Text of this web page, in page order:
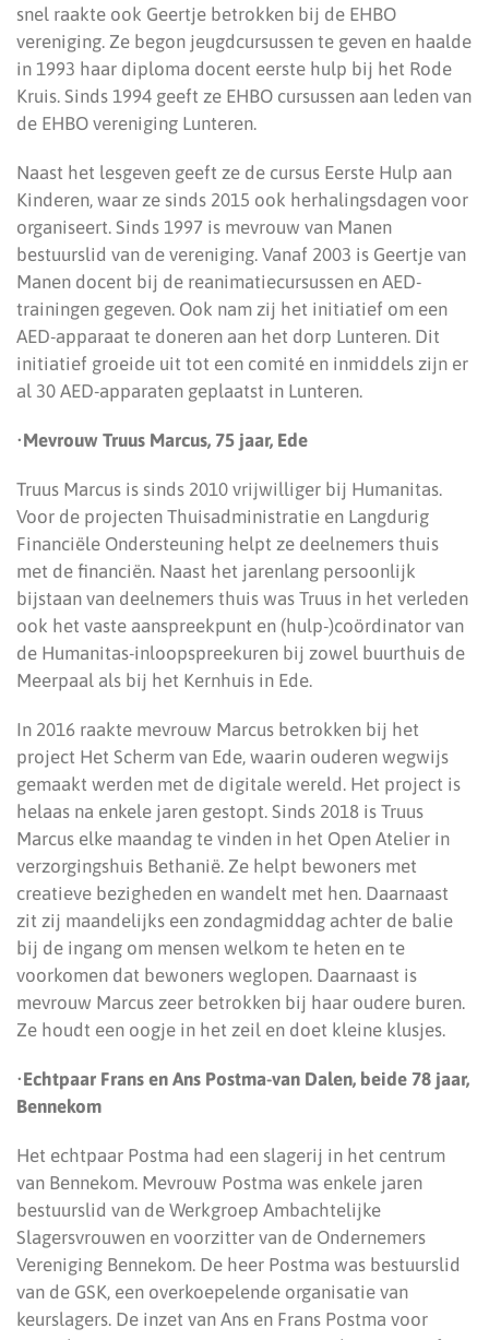
snel raakte ook Geertje betrokken bij de EHBO
vereniging. Ze begon jeugdcursussen te geven en haalde
in 1993 haar diploma docent eerste hulp bij het Rode
Kruis. Sinds 1994 geeft ze EHBO cursussen aan leden van
de EHBO vereniging Lunteren.
Naast het lesgeven geeft ze de cursus Eerste Hulp aan
Kinderen, waar ze sinds 2015 ook herhalingsdagen voor
organiseert. Sinds 1997 is mevrouw van Manen
bestuurslid van de vereniging. Vanaf 2003 is Geertje van
Manen docent bij de reanimatiecursussen en AED-
trainingen gegeven. Ook nam zij het initiatief om een
AED-apparaat te doneren aan het dorp Lunteren. Dit
initiatief groeide uit tot een comité en inmiddels zijn er
al 30 AED-apparaten geplaatst in Lunteren.
•Mevrouw Truus Marcus, 75 jaar, Ede
Truus Marcus is sinds 2010 vrijwilliger bij Humanitas.
Voor de projecten Thuisadministratie en Langdurig
Financiële Ondersteuning helpt ze deelnemers thuis
met de financiën. Naast het jarenlang persoonlijk
bijstaan van deelnemers thuis was Truus in het verleden
ook het vaste aanspreekpunt en (hulp-)coördinator van
de Humanitas-inloopspreekuren bij zowel buurthuis de
Meerpaal als bij het Kernhuis in Ede.
In 2016 raakte mevrouw Marcus betrokken bij het
project Het Scherm van Ede, waarin ouderen wegwijs
gemaakt werden met de digitale wereld. Het project is
helaas na enkele jaren gestopt. Sinds 2018 is Truus
Marcus elke maandag te vinden in het Open Atelier in
verzorgingshuis Bethanië. Ze helpt bewoners met
creatieve bezigheden en wandelt met hen. Daarnaast
zit zij maandelijks een zondagmiddag achter de balie
bij de ingang om mensen welkom te heten en te
voorkomen dat bewoners weglopen. Daarnaast is
mevrouw Marcus zeer betrokken bij haar oudere buren.
Ze houdt een oogje in het zeil en doet kleine klusjes.
•Echtpaar Frans en Ans Postma-van Dalen, beide 78 jaar,
Bennekom
Het echtpaar Postma had een slagerij in het centrum
van Bennekom. Mevrouw Postma was enkele jaren
bestuurslid van de Werkgroep Ambachtelijke
Slagersvrouwen en voorzitter van de Ondernemers
Vereniging Bennekom. De heer Postma was bestuurslid
van de GSK, een overkoepelende organisatie van
keurslagers. De inzet van Ans en Frans Postma voor